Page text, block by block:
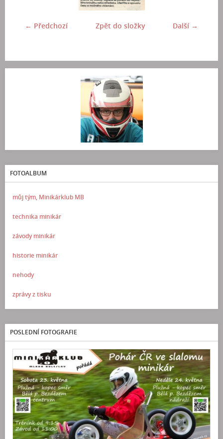
← Předchozí Další →
Zpět do složky
FOTOALBUM
můj tým, Minikárklub MB
technika minikár
závody minikár
historie minikár
nehody
zprávy z tisku
POSLEDNÍ FOTOGRAFIE